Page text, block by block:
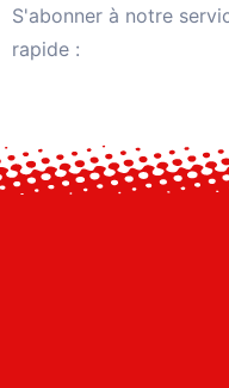
S'abonner à notre
rapide :